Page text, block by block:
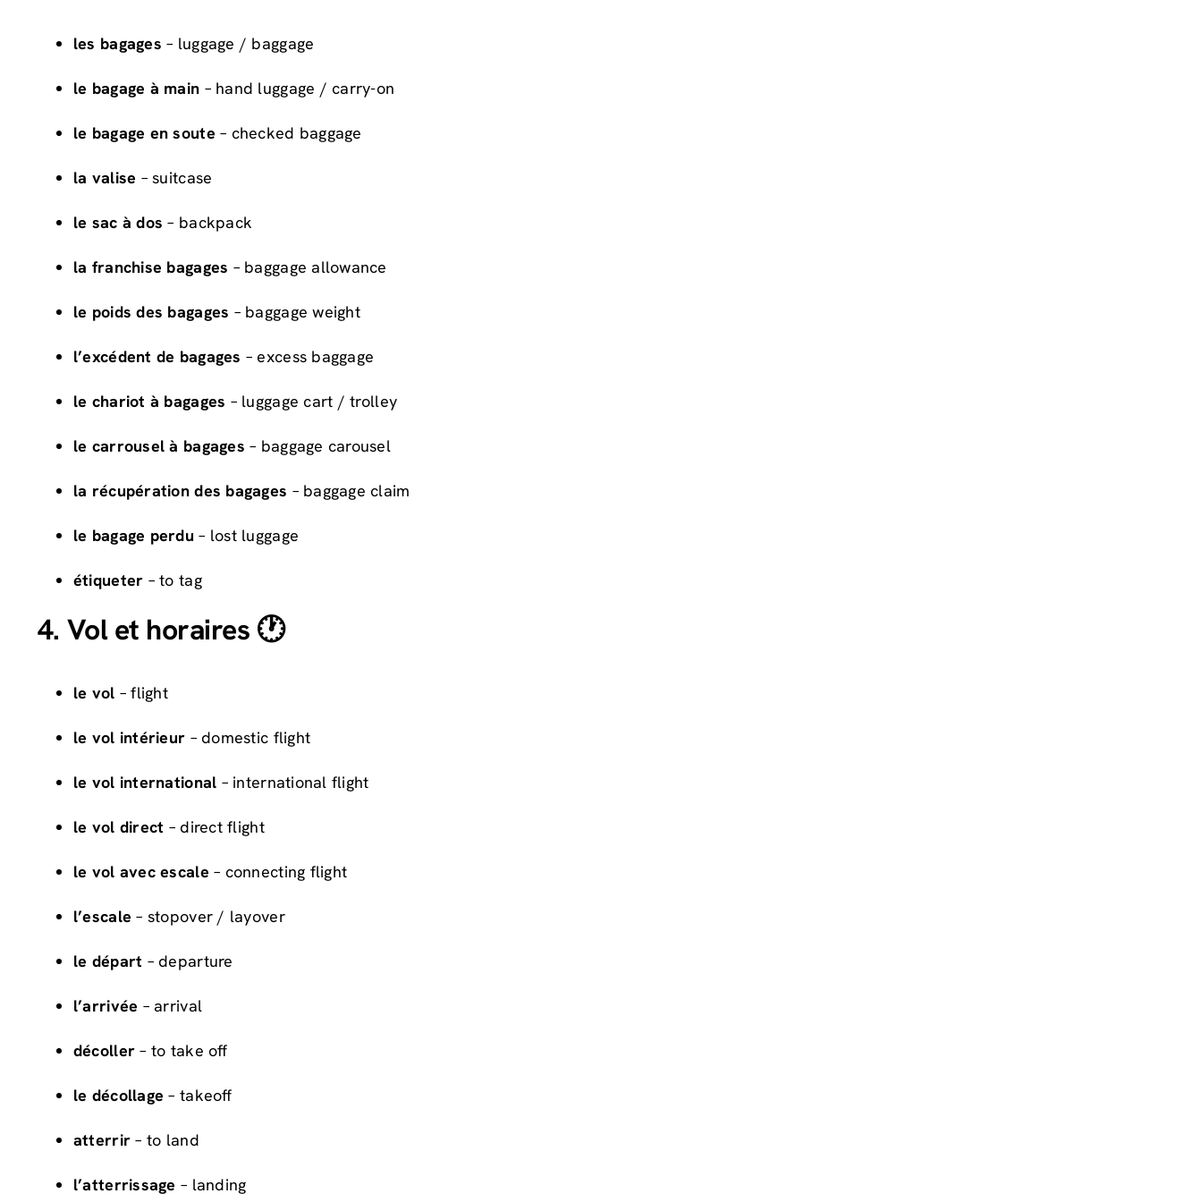
les bagages – luggage / baggage
le bagage à main – hand luggage / carry-on
le bagage en soute – checked baggage
la valise – suitcase
le sac à dos – backpack
la franchise bagages – baggage allowance
le poids des bagages – baggage weight
l’excédent de bagages – excess baggage
le chariot à bagages – luggage cart / trolley
le carrousel à bagages – baggage carousel
la récupération des bagages – baggage claim
le bagage perdu – lost luggage
étiqueter – to tag
4. Vol et horaires 🕐
le vol – flight
le vol intérieur – domestic flight
le vol international – international flight
le vol direct – direct flight
le vol avec escale – connecting flight
l’escale – stopover / layover
le départ – departure
l’arrivée – arrival
décoller – to take off
le décollage – takeoff
atterrir – to land
l’atterrissage – landing